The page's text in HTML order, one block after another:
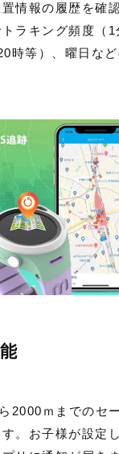
情報の履歴を確
ラキング頻度（1
時等）、曜日な
2000ｍまでのセ
。お子様が設定